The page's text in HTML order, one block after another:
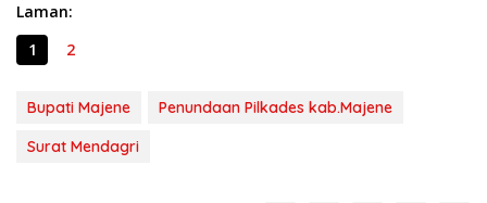
Laman:
1
2
Bupati Majene
Penundaan Pilkades kab.Majene
Surat Mendagri